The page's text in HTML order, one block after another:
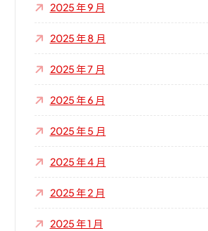
2025 年 9 月
2025 年 8 月
2025 年 7 月
2025 年 6 月
2025 年 5 月
2025 年 4 月
2025 年 2 月
2025 年 1 月